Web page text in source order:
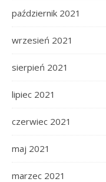
październik 2021
wrzesień 2021
sierpień 2021
lipiec 2021
czerwiec 2021
maj 2021
marzec 2021